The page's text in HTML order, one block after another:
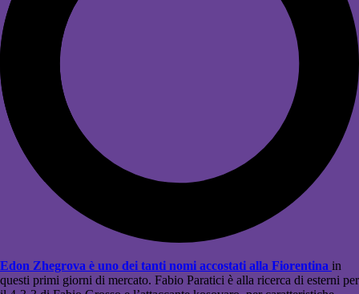
Edon Zhegrova è uno dei tanti nomi accostati alla Fiorentina in
questi primi giorni di mercato. Fabio Paratici è alla ricerca di esterni per